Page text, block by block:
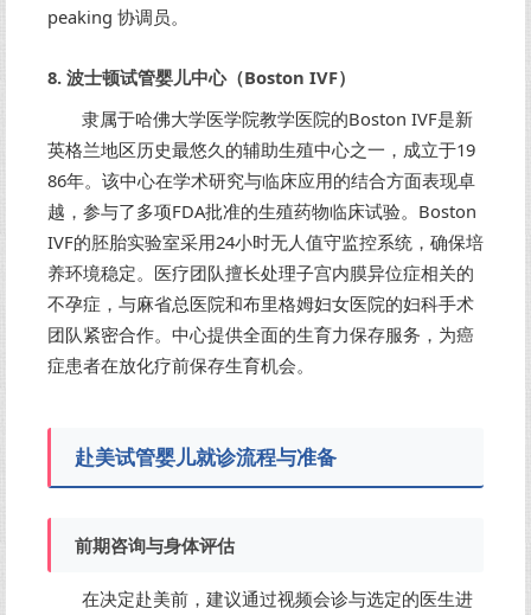
peaking 协调员。
8. 波士顿试管婴儿中心（Boston IVF）
隶属于哈佛大学医学院教学医院的Boston IVF是新
英格兰地区历史最悠久的辅助生殖中心之一，成立于19
86年。该中心在学术研究与临床应用的结合方面表现卓
越，参与了多项FDA批准的生殖药物临床试验。Boston
IVF的胚胎实验室采用24小时无人值守监控系统，确保培
养环境稳定。医疗团队擅长处理子宫内膜异位症相关的
不孕症，与麻省总医院和布里格姆妇女医院的妇科手术
团队紧密合作。中心提供全面的生育力保存服务，为癌
症患者在放化疗前保存生育机会。
赴美试管婴儿就诊流程与准备
前期咨询与身体评估
在决定赴美前，建议通过视频会诊与选定的医生进